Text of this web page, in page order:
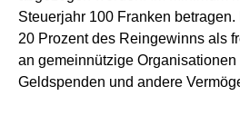
Steuerjahr 100 Franken
20 Prozent des Reingewinns als
an gemeinnützige
Geldspenden und andere